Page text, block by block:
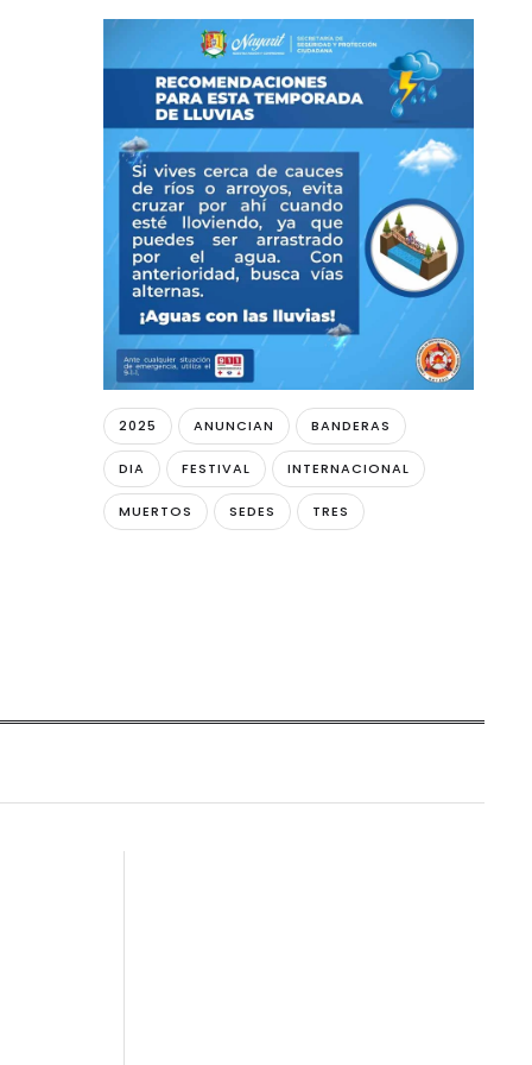
2025 ANUNCIAN BANDERAS
DIA FESTIVAL INTERNACIONAL
MUERTOS SEDES TRES